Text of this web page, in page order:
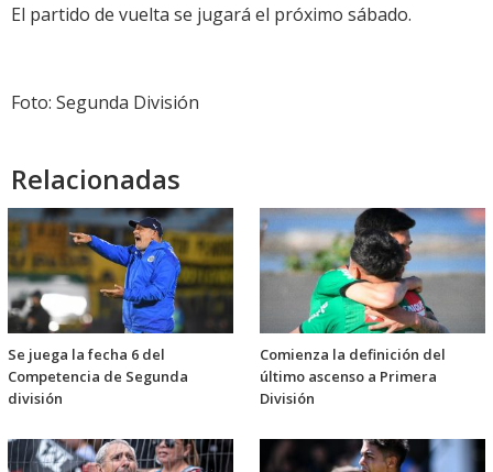
El partido de vuelta se jugará el próximo sábado.
Foto: Segunda División
Relacionadas
Se juega la fecha 6 del
Competencia de Segunda
división
Comienza la definición del
último ascenso a Primera
División